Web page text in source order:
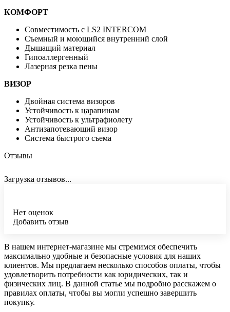
КОМФОРТ
Совместимость с LS2 INTERCOM
Съемный и моющийся внутренний слой
Дышащий материал
Гипоаллергенный
Лазерная резка пены
ВИЗОР
Двойная система визоров
Устойчивость к царапинам
Устойчивость к ультрафиолету
Антизапотевающий визор
Система быстрого съема
Отзывы
Загрузка отзывов...
Нет оценок
Добавить отзыв
В нашем интернет-магазине мы стремимся обеспечить
максимально удобные и безопасные условия для наших
клиентов. Мы предлагаем несколько способов оплаты, чтобы
удовлетворить потребности как юридических, так и
физических лиц. В данной статье мы подробно расскажем о
правилах оплаты, чтобы вы могли успешно завершить
покупку.